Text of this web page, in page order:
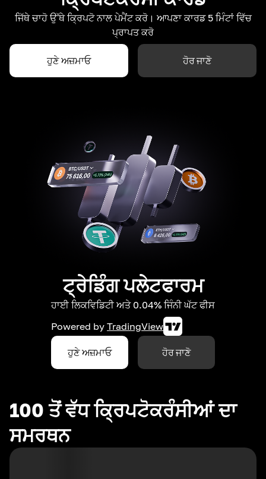
ਜਿੱਥੇ ਚਾਹੋ ਉੱਥੇ ਕ੍ਰਿਪਟੋ ਨਾਲ ਪੇਮੈਂਟ ਕਰੋ। ਆਪਣਾ ਕਾਰਡ 5 ਮਿੰਟਾਂ ਵਿੱਚ
ਪ੍ਰਾਪਤ ਕਰੋ
ਹੁਣੇ ਅਜ਼ਮਾਓ ਹੋਰ ਜਾਣੋ
ਟ੍ਰੇਡਿੰਗ ਪਲੇਟਫਾਰਮ
ਹਾਈ ਲਿਕਵਿਡਿਟੀ ਅਤੇ 0.04% ਜਿੰਨੀ ਘੱਟ ਫੀਸ
Powered by TradingView
ਹੁਣੇ ਅਜ਼ਮਾਓ ਹੋਰ ਜਾਣੋ
100 ਤੋਂ ਵੱਧ ਕ੍ਰਿਪਟੋਕਰੰਸੀਆਂ ਦਾ
ਸਮਰਥਨ